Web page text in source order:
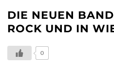
DIE NEUEN
ROCK UND IN
0